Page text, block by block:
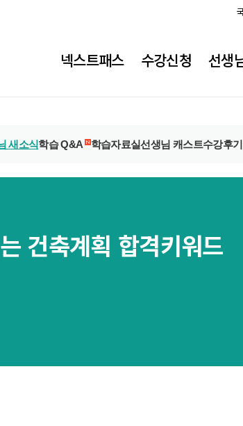
넥스트패스 수강신청 선생
새소식학습 Q&A 학습자료실선생님 캐스트수강후기
건축계획 합격키워드